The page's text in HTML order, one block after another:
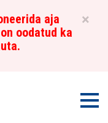
×
aja
oodatud ka